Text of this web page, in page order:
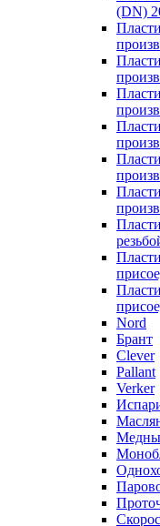
(DN)
Nord
Брант
Clever
Pallant
Verker